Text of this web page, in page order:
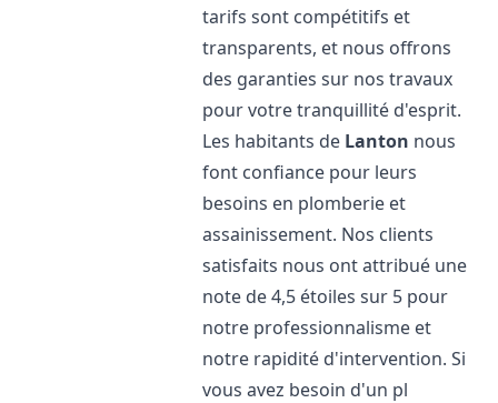
tarifs sont compétitifs et
transparents, et nous offrons
des garanties sur nos travaux
pour votre tranquillité d'esprit.
Les habitants de Lanton nous
font confiance pour leurs
besoins en plomberie et
assainissement. Nos clients
satisfaits nous ont attribué une
note de 4,5 étoiles sur 5 pour
notre professionnalisme et
notre rapidité d'intervention. Si
vous avez besoin d'un pl